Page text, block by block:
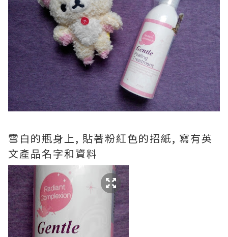
雪白的瓶身上, 貼著粉紅色的招紙, 寫有英
文產品名字和資料